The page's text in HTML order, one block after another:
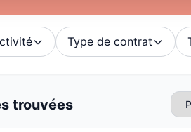
Type de contrat
trouvées